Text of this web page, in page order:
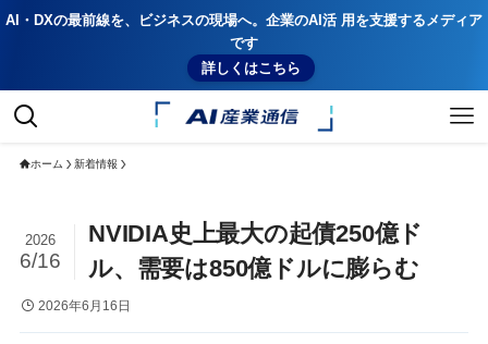
AI・DXの最前線を、ビジネスの現場へ。企業のAI活 用を支援するメディア
です
詳しくはこちら
ホーム 新着情報
NVIDIA史上最大の起債250億ド
ル、需要は850億ドルに膨らむ
2026
6/16
2026年6月16日